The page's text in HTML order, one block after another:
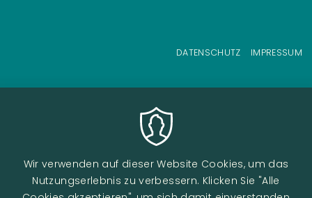
DATENSCHUTZ IMPRESSUM
Wir verwenden auf dieser Website Cookies, um das
Nutzungserlebnis zu verbessern. Klicken Sie "Alle